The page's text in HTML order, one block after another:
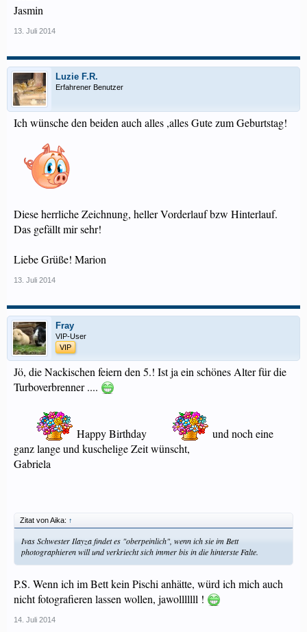
Jasmin
13. Juli 2014
Luzie F.R.
Erfahrener Benutzer
Ich wünsche den beiden auch alles ,alles Gute zum Geburtstag!
Diese herrliche Zeichnung, heller Vorderlauf bzw Hinterlauf.
Das gefällt mir sehr!
Liebe Grüße! Marion
13. Juli 2014
Fray
VIP-User
VIP
Jö, die Nackischen feiern den 5.! Ist ja ein schönes Alter für die
Turboverbrenner ....
Happy Birthday
und noch eine
ganz lange und kuschelige Zeit wünscht,
Gabriela
Zitat von Aika: ↑
Ivas Schwester Ilayza findet es "oberpeinlich", wenn ich sie im Bett
photographieren will und verkriecht sich immer bis in die hinterste Falte.
P.S. Wenn ich im Bett kein Pischi anhätte, würd ich mich auch
nicht fotografieren lassen wollen, jawolllllll !
14. Juli 2014